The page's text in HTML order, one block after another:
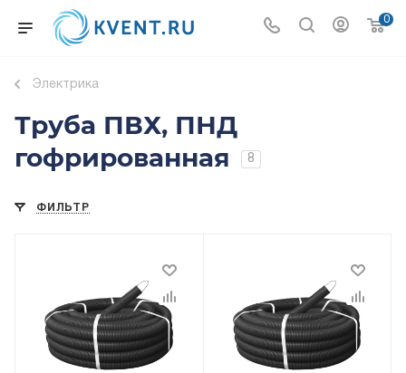
0
Электрика
Труба ПВХ, ПНД
гофрированная
8
ФИЛЬТР